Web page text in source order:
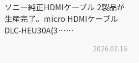
ソニー純正HDMIケーブル 2製品が
生産完了。micro HDMIケーブル
DLC-HEU30A(3……
2026.07.16